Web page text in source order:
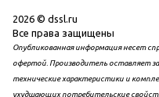
2026 © dssl.ru
Все права защищены
Опубликованная информация несет
офертой. Производитель оставляет за
технические характеристики и
ухудшающих потребительские